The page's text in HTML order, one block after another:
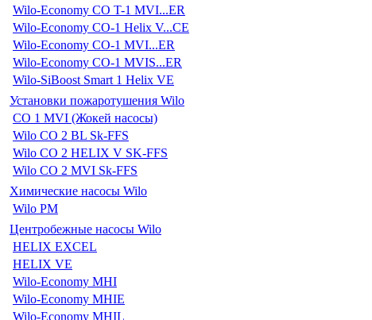
Wilo-Economy CO T-1 MVI...ER
Wilo-Economy CO-1 Helix V...CE
Wilo-Economy CO-1 MVI...ER
Wilo-Economy CO-1 MVIS...ER
Wilo-SiBoost Smart 1 Helix VE
Установки пожаротушения Wilo
CO 1 MVI (Жокей насосы)
Wilo CO 2 BL Sk-FFS
Wilo CO 2 HELIX V SK-FFS
Wilo CO 2 MVI Sk-FFS
Химические насосы Wilo
Wilo PM
Центробежные насосы Wilo
HELIX EXCEL
HELIX VE
Wilo-Economy MHI
Wilo-Economy MHIE
Wilo-Economy MHIL